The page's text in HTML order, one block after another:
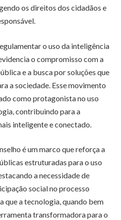
os direitos dos cidadãos e
o uso da inteligência
o compromisso com a
e a busca por soluções que
a sociedade. Esse movimento
como protagonista no uso
contribuindo para a
inteligente e conectado.
é um marco que reforça a
estruturadas para o uso
a necessidade de
social no processo
que a tecnologia, quando bem
transformadora para o